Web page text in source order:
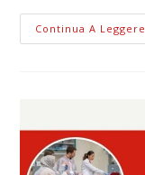
Continua A Leggere